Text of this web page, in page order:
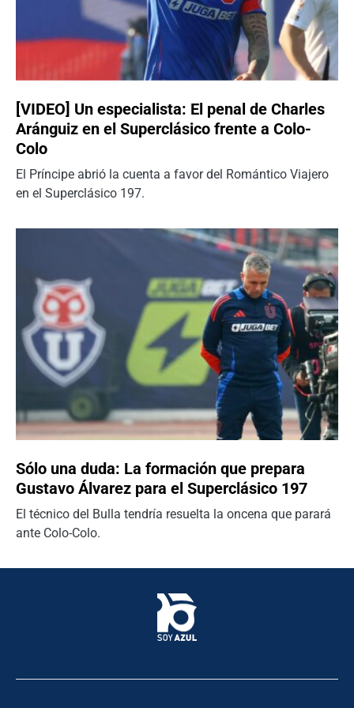
[VIDEO] Un especialista: El penal de Charles
Aránguiz en el Superclásico frente a Colo-
Colo
El Príncipe abrió la cuenta a favor del Romántico Viajero
en el Superclásico 197.
Sólo una duda: La formación que prepara
Gustavo Álvarez para el Superclásico 197
El técnico del Bulla tendría resuelta la oncena que parará
ante Colo-Colo.